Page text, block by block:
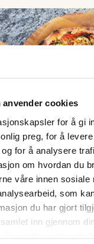
anvender cookies
for å gi
preg, for å
for å analysere
om hvordan du
våre innen sosiale
som
du har gjort
inn gjennom
squash og
4.1 11)
squash og